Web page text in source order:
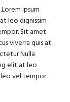
ipsum
leo dignissim
Sit amet
viverra quis at
Nulla
elit at leo
leo vel tempor.